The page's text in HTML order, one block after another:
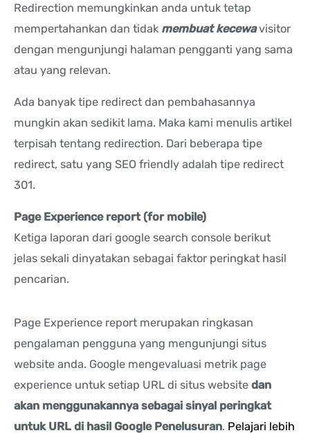
Redirection memungkinkan anda untuk tetap
mempertahankan dan tidak membuat kecewavisitor
dengan mengunjungi halaman pengganti yang sama
atau yang relevan.
Ada banyak tipe redirect dan pembahasannya
mungkin akan sedikit lama. Maka kami menulis artikel
terpisah tentang redirection. Dari beberapa tipe
redirect, satu yang SEO friendly adalah tipe redirect
301.
Page Experience report (for mobile)
Ketiga laporan dari google search console berikut
jelas sekali dinyatakan sebagai faktor peringkat hasil
pencarian.
Page Experience report merupakan ringkasan
pengalaman pengguna yang mengunjungi situs
website anda. Google mengevaluasi metrik page
experience untuk setiap URL di situs website dan
akan menggunakannya sebagai sinyal peringkat
untuk URL di hasil Google Penelusuran. Pelajari lebih